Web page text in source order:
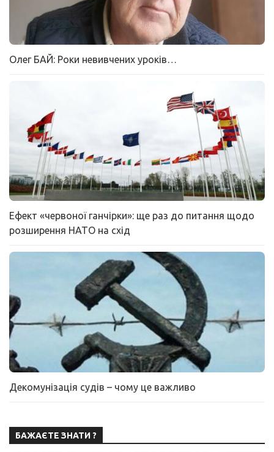
Олег БАЙ: Роки невивчених уроків…
Ефект «червоної ганчірки»: ще раз до питання щодо
розширення НАТО на схід
Декомунізація судів – чому це важливо
БАЖАЄТЕ ЗНАТИ ?